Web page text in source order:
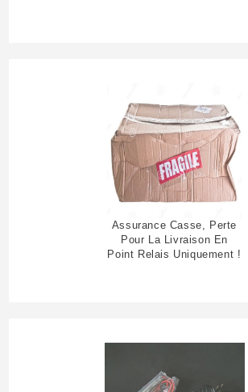
Assurance Casse, Perte
Pour La Livraison En
Point Relais Uniquement !